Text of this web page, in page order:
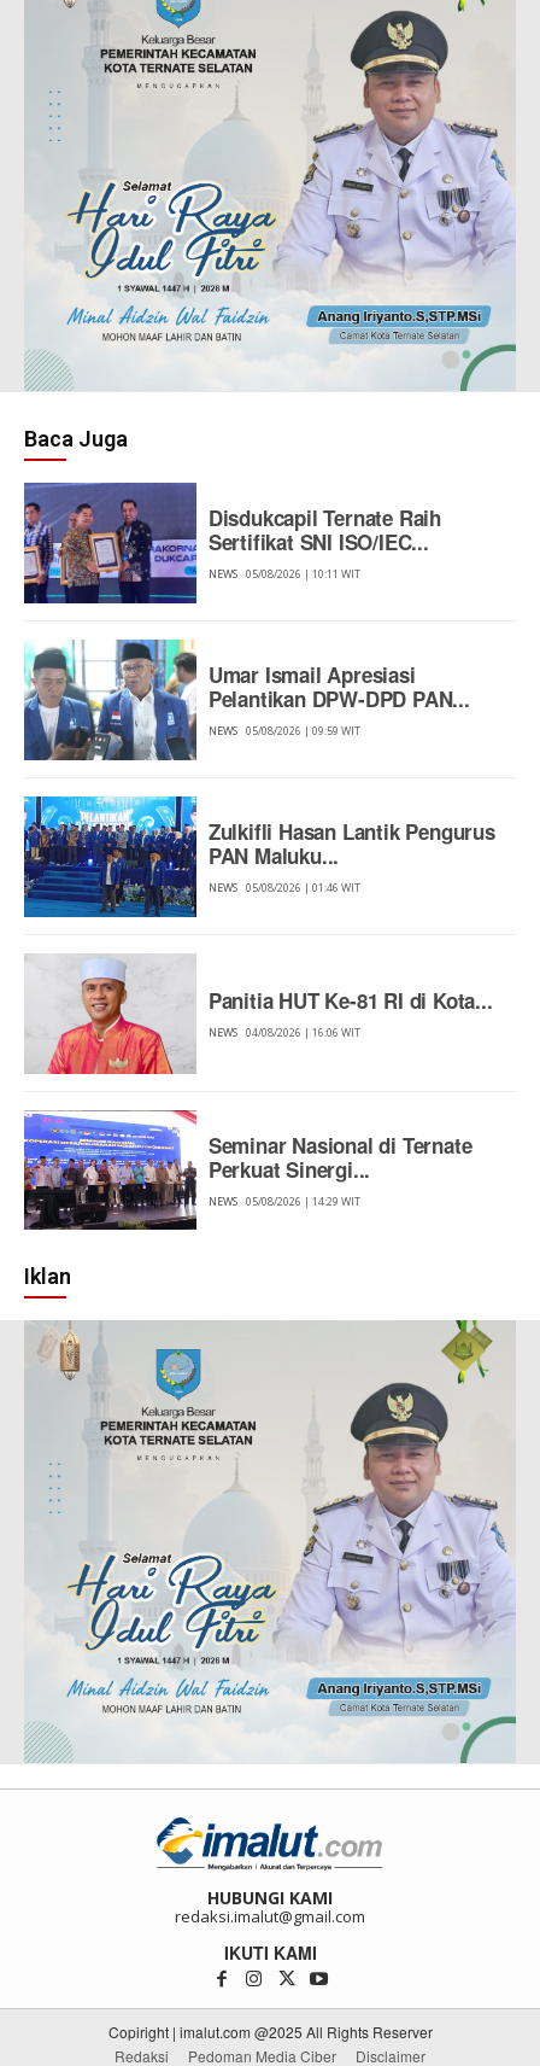
Baca Juga
Disdukcapil Ternate Raih
Sertifikat SNI ISO/IEC...
NEWS 05/08/2026 | 10:11 WIT
Umar Ismail Apresiasi
Pelantikan DPW-DPD PAN...
NEWS 05/08/2026 | 09:59 WIT
Zulkifli Hasan Lantik Pengurus
PAN Maluku...
NEWS 05/08/2026 | 01:46 WIT
Panitia HUT Ke-81 RI di Kota...
NEWS 04/08/2026 | 16:06 WIT
Seminar Nasional di Ternate
Perkuat Sinergi...
NEWS 05/08/2026 | 14:29 WIT
Iklan
HUBUNGI KAMI
redaksi.imalut@gmail.com
IKUTI KAMI
Copiright | imalut.com @2025 All Rights Reserver
Redaksi
Pedoman Media Ciber Disclaimer